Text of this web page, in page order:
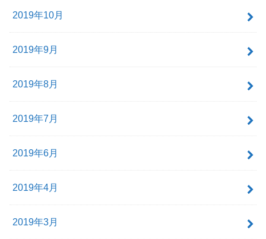
2019年10月
2019年9月
2019年8月
2019年7月
2019年6月
2019年4月
2019年3月